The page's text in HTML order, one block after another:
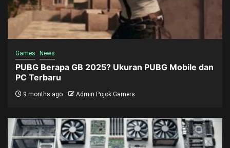
Games News
PUBG Berapa GB 2025? Ukuran PUBG Mobile dan
PC Terbaru
9 months ago Admin Pojok Gamers